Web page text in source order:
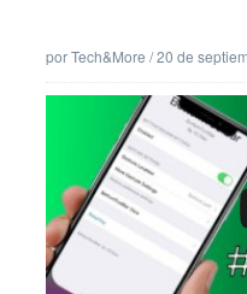
porTech&More /20 de